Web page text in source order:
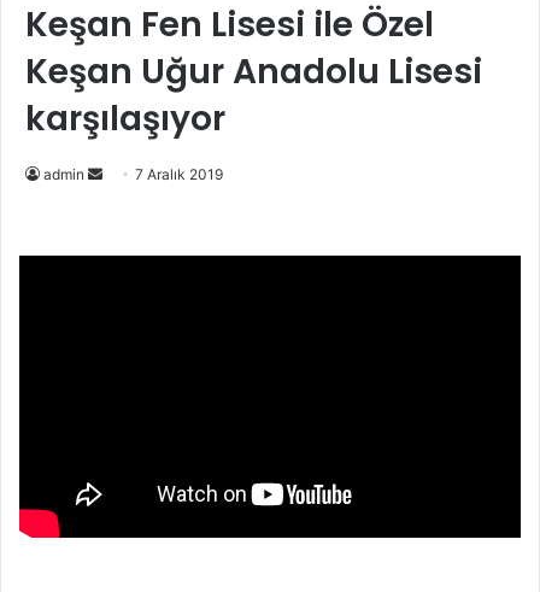
Keşan Fen Lisesi ile Özel
Keşan Uğur Anadolu Lisesi
karşılaşıyor
admin
Bir
göndermek
7 Aralık 2019